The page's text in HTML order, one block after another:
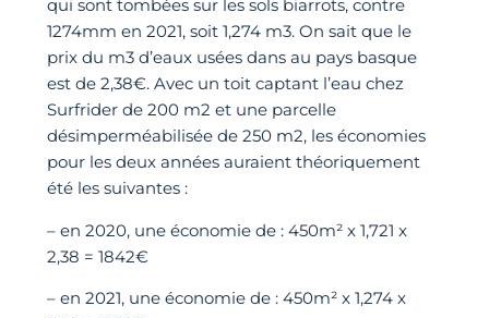
qui sont tombées sur les sols biarrots, contre
1274mm en 2021, soit 1,274 m3. On sait que le
prix du m3 d’eaux usées dans au pays basque
est de 2,38€. Avec un toit captant l’eau chez
Surfrider de 200 m2 et une parcelle
désimperméabilisée de 250 m2, les économies
pour les deux années auraient théoriquement
été les suivantes :
– en 2020, une économie de : 450m² x 1,721 x
2,38 = 1842€
– en 2021, une économie de : 450m² x 1,274 x